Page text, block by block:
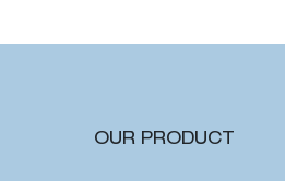
OUR PRODUCT